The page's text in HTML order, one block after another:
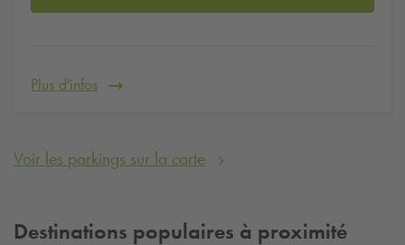
Plus d'infos
Voir les parkings sur la carte
Destinations populaires à proximité